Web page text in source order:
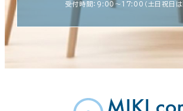
受付時間：9:00〜17:00（土日祝日は